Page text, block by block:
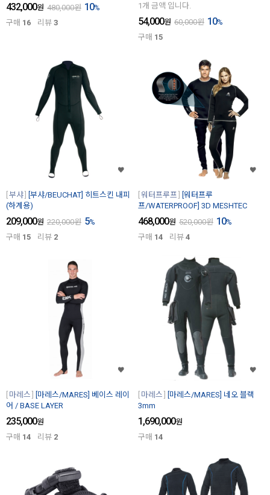
432,000원 480,000원 10%
구매 16 리뷰 3
1개 금액 입니다.
54,000원 60,000원 10%
구매 15
부샤
[부샤/BEUCHAT] 히트스킨 내피
(하계용)
209,000원 220,000원 5%
구매 15 리뷰 2
워터프루프
[워터프루
프/WATERPROOF] 3D MESHTEC
468,000원 520,000원 10%
구매 14 리뷰 4
마레스
[마레스/MARES] 베이스 레이
어 / BASE LAYER
235,000원
구매 14 리뷰 2
마레스
[마레스/MARES] 네오 블랙
3mm
1,690,000원
구매 14